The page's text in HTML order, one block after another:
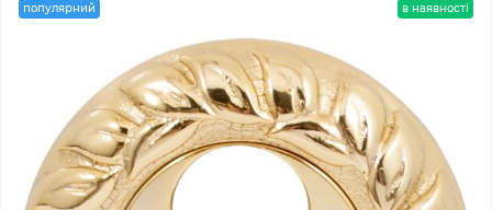
популярний в наявності